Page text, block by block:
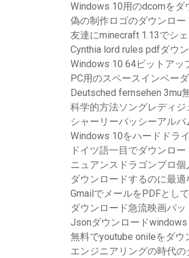
Windows 10用のdcomをダ
偽の制作ロゴのダウンロー
友達にminecraft 1.13でシ
Cynthia lord rules pdfダウ
Windows 10 64ビットアッ
PC用のスペースインベー
Deutsched fernsehen 3mu
科学的方法ソングレディ
シャーリーバッシーアル
Windows 10をハードドラ
ドイツ語一目でダウンロー
ニュアンスドラゴンプロ
ダウンロードするのに最
GmailでメールをPDFとし
ダウンロード急流映画パッ
Jsonダウンロードwindows
無料でyoutube onileをダウ
エンジニアリングの時代